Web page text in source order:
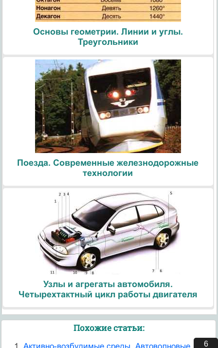
Основы геометрии. Линии и углы.
Треугольники
Поезда. Современные железнодорожные
технологии
Узлы и агрегаты автомобиля.
Четырехтактный цикл работы двигателя
Похожие статьи:
5